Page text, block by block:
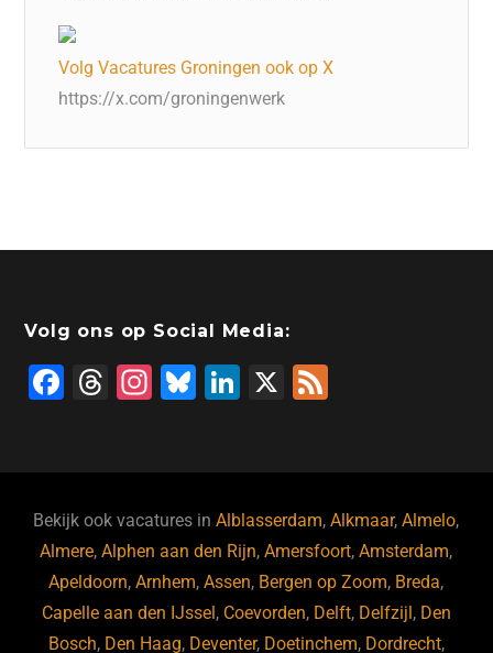
Volg Vacatures Groningen ook op X
https://x.com/groningenwerk
Volg ons op Social Media:
F
b
o
o
k
T
d
s
In
a
m
Bl
ky
Li
dI
n
X
Bekijk ook vacatures inAlblasserdam,Alkmaar,Almelo,
Almere,Alphen aan den Rijn,Amersfoort,Amsterdam,
Apeldoorn,Arnhem,Assen, Bergen op Zoom, Breda,
Capelle aan den IJssel, Coevorden, Delft, Delfzijl, Den
Bosch, Den Haag, Deventer, Doetinchem, Dordrecht,